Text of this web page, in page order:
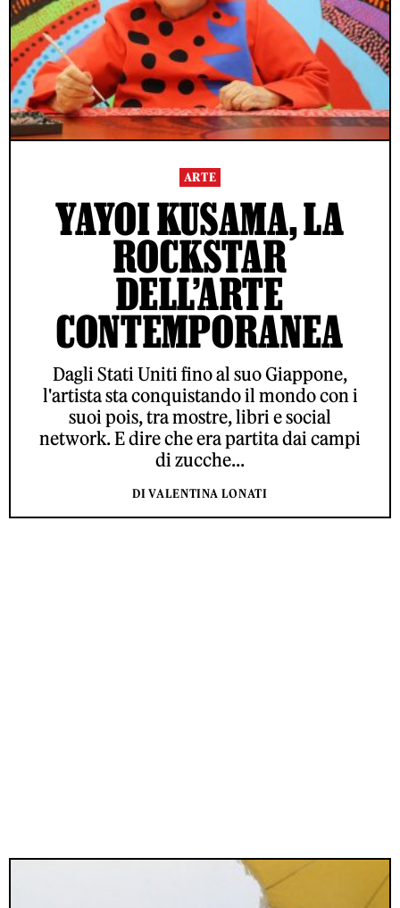
ARTE
YAYOI KUSAMA, LA
ROCKSTAR
DELL’ARTE
CONTEMPORANEA
Dagli Stati Uniti fino al suo Giappone,
l'artista sta conquistando il mondo con i
suoi pois, tra mostre, libri e social
network. E dire che era partita dai campi
di zucche...
DI VALENTINA LONATI